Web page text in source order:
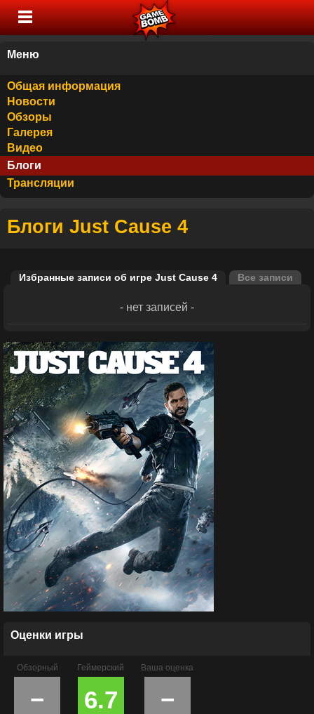
Меню
Общая информация
Новости
Обзоры
Галерея
Видео
Блоги
Трансляции
Блоги Just Cause 4
Избранные записи об игре Just Cause 4 Все записи
- нет записей -
Оценки игры
Обзорный
−
Геймерский
6.7
Ваша оценка
−